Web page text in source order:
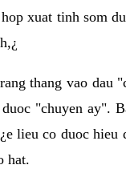
xuat tinh som
thang vao
"chuyen ay".
lieu co duoc hieu
hat.